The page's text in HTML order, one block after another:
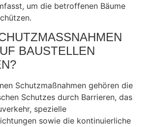
um die betroffenen Bäume
W
BAUSTELLEN E
Schutzmaßnahmen gehören die
Schutzes durch Barrieren, das
spezielle
sowie die kontinuierliche